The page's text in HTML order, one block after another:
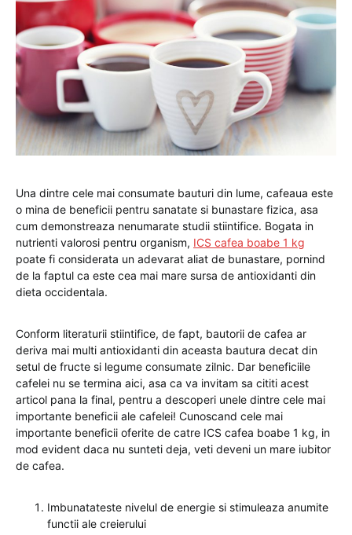
Una dintre cele mai consumate bauturi din lume, cafeaua este
o mina de beneficii pentru sanatate si bunastare fizica, asa
cum demonstreaza nenumarate studii stiintifice. Bogata in
nutrienti valorosi pentru organism, ICS cafea boabe 1 kg
poate fi considerata un adevarat aliat de bunastare, pornind
de la faptul ca este cea mai mare sursa de antioxidanti din
dieta occidentala.
Conform literaturii stiintifice, de fapt, bautorii de cafea ar
deriva mai multi antioxidanti din aceasta bautura decat din
setul de fructe si legume consumate zilnic. Dar beneficiile
cafelei nu se termina aici, asa ca va invitam sa cititi acest
articol pana la final, pentru a descoperi unele dintre cele mai
importante beneficii ale cafelei! Cunoscand cele mai
importante beneficii oferite de catre ICS cafea boabe 1 kg, in
mod evident daca nu sunteti deja, veti deveni un mare iubitor
de cafea.
Imbunatateste nivelul de energie si stimuleaza anumite
functii ale creierului